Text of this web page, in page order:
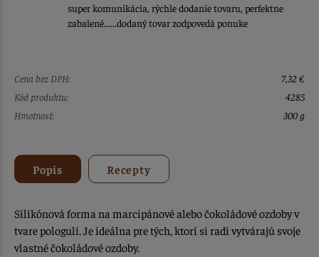
super komunikácia, rýchle dodanie tovaru, perfektne
zabalené......dodaný tovar zodpovedá ponuke
Cena bez DPH:
7,32 €
Kód produktu:
4285
Hmotnosť:
300 g
Popis Recepty
Silikónová forma na marcipánové alebo čokoládové ozdoby v
tvare pologulí. Je ideálna pre tých, ktorí si radi vytvárajú svoje
vlastné čokoládové ozdoby.